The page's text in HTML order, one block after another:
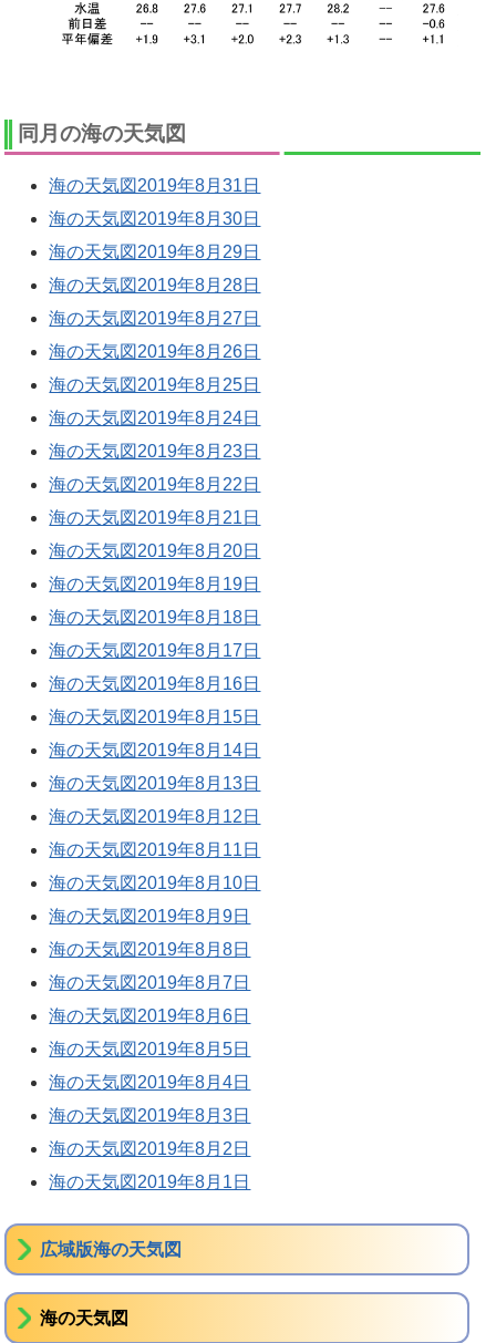
同月の海の天気図
海の天気図2019年8月31日
海の天気図2019年8月30日
海の天気図2019年8月29日
海の天気図2019年8月28日
海の天気図2019年8月27日
海の天気図2019年8月26日
海の天気図2019年8月25日
海の天気図2019年8月24日
海の天気図2019年8月23日
海の天気図2019年8月22日
海の天気図2019年8月21日
海の天気図2019年8月20日
海の天気図2019年8月19日
海の天気図2019年8月18日
海の天気図2019年8月17日
海の天気図2019年8月16日
海の天気図2019年8月15日
海の天気図2019年8月14日
海の天気図2019年8月13日
海の天気図2019年8月12日
海の天気図2019年8月11日
海の天気図2019年8月10日
海の天気図2019年8月9日
海の天気図2019年8月8日
海の天気図2019年8月7日
海の天気図2019年8月6日
海の天気図2019年8月5日
海の天気図2019年8月4日
海の天気図2019年8月3日
海の天気図2019年8月2日
海の天気図2019年8月1日
広域版海の天気図
海の天気図